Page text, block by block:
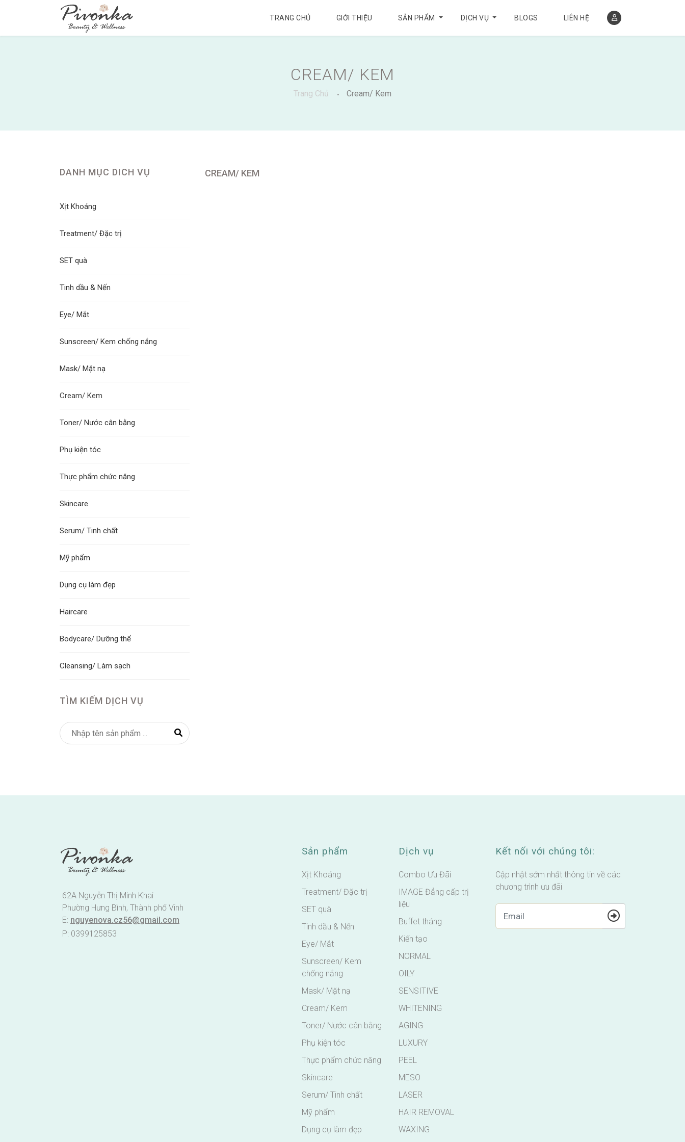
TRANG CHỦ GIỚI THIỆU SẢN PHẨM DỊCH VỤ BLOGS LIÊN HỆ
CREAM/ KEM
Trang Chủ Cream/ Kem
DANH MỤC DICH VỤ
Xịt Khoáng
Treatment/ Đặc trị
SET quà
Tinh dầu & Nến
Eye/ Mắt
Sunscreen/ Kem chống nắng
Mask/ Mặt nạ
Cream/ Kem
Toner/ Nước cân bằng
Phụ kiện tóc
Thực phẩm chức năng
Skincare
Serum/ Tinh chất
Mỹ phẩm
Dụng cụ làm đẹp
Haircare
Bodycare/ Dưỡng thể
Cleansing/ Làm sạch
TÌM KIẾM DỊCH VỤ
CREAM/ KEM
62A Nguyễn Thị Minh Khai
Phường Hưng Bình, Thành phố Vinh
E: nguyenova.cz56@gmail.com
P: 0399125853
Sản phẩm
Xịt Khoáng
Treatment/ Đặc trị
SET quà
Tinh dầu & Nến
Eye/ Mắt
Sunscreen/ Kem
chống nắng
Mask/ Mặt nạ
Cream/ Kem
Toner/ Nước cân bằng
Phụ kiện tóc
Thực phẩm chức năng
Skincare
Serum/ Tinh chất
Mỹ phẩm
Dụng cụ làm đẹp
Dịch vụ
Combo Ưu Đãi
IMAGE Đẳng cấp trị
liệu
Buffet tháng
Kiến tạo
NORMAL
OILY
SENSITIVE
WHITENING
AGING
LUXURY
PEEL
MESO
LASER
HAIR REMOVAL
WAXING
Kết nối với chúng tôi:
Cập nhật sớm nhất thông tin về các
chương trình ưu đãi